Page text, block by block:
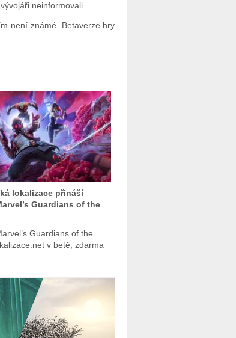
neinformovali.
není známé. Betaverze hry
lokalizace přináší
Guardians of the
Guardians of the
v betě, zdarma